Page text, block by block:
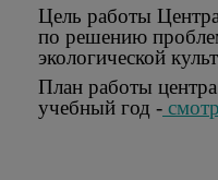
Цель работы
по решению
экологической
План работы
учебный год -